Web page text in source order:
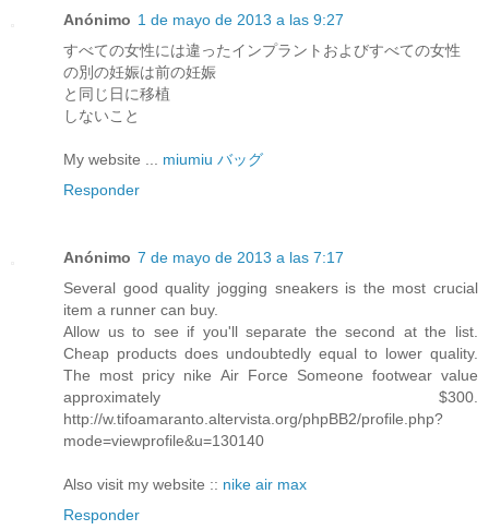
Anónimo 1 de mayo de 2013 a las 9:27
すべての女性には違ったインプラントおよびすべての女性
の別の妊娠は前の妊娠
と同じ日に移植
しないこと
My website ... miumiu バッグ
Responder
Anónimo 7 de mayo de 2013 a las 7:17
Several good quality jogging sneakers is the most crucial
item a runner can buy.
Allow us to see if you'll separate the second at the list.
Cheap products does undoubtedly equal to lower quality.
The most pricy nike Air Force Someone footwear value
approximately $300.
http://w.tifoamaranto.altervista.org/phpBB2/profile.php?
mode=viewprofile&u=130140
Also visit my website :: nike air max
Responder